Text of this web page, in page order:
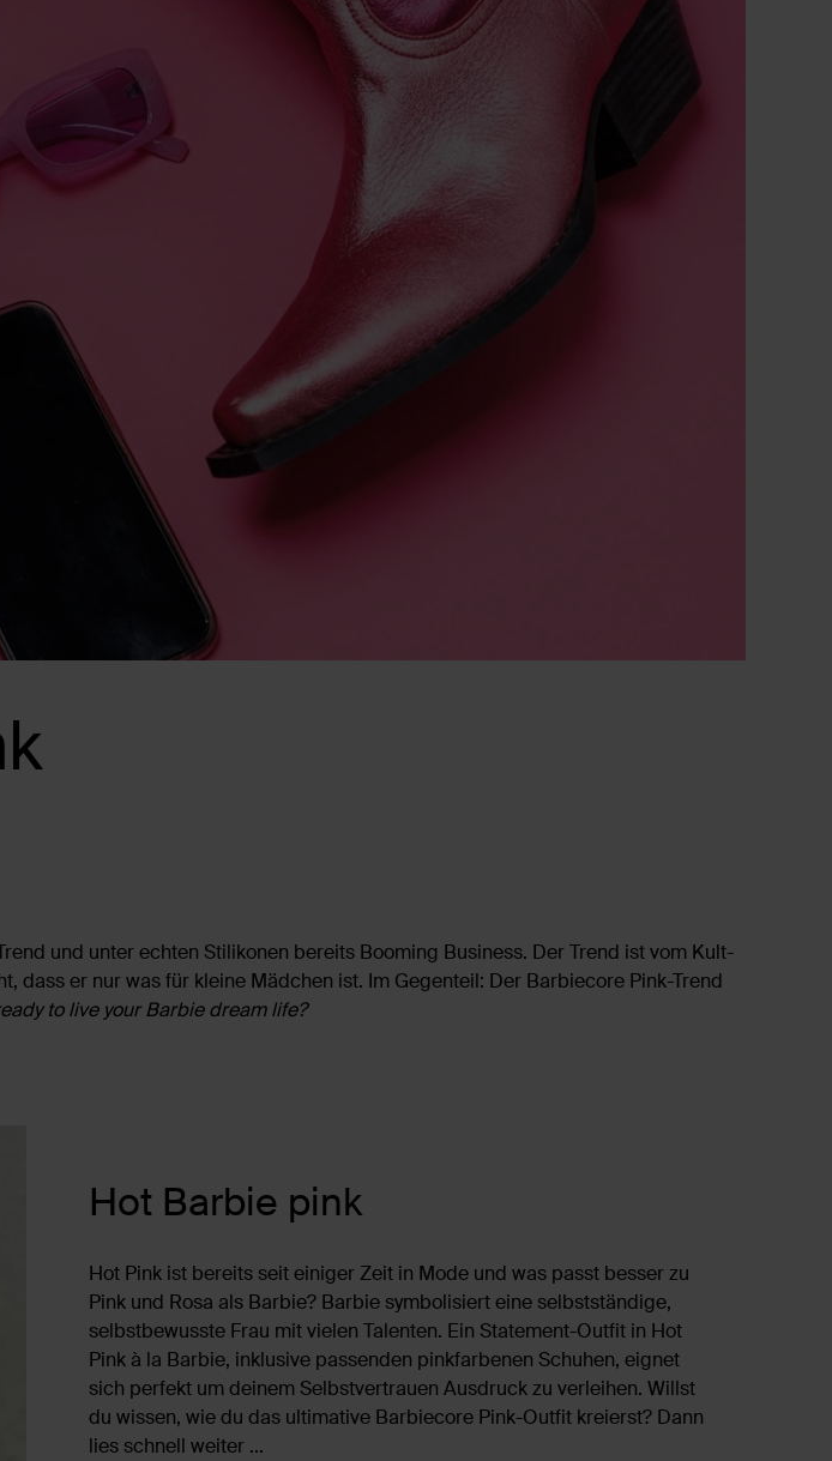
und unter echten Stilikonen bereits Booming Business. Der Trend ist vom Kult-
er nur was für kleine Mädchen ist. Im Gegenteil: Der Barbiecore Pink-Trend
to live your Barbie dream life?
Hot Barbie pink
Hot Pink ist bereits seit einiger Zeit in Mode und was passt besser zu
Pink und Rosa als Barbie? Barbie symbolisiert eine selbstständige,
selbstbewusste Frau mit vielen Talenten. Ein Statement-Outfit in Hot
Pink à la Barbie, inklusive passenden pinkfarbenen Schuhen, eignet
sich perfekt um deinem Selbstvertrauen Ausdruck zu verleihen. Willst
du wissen, wie du das ultimative Barbiecore Pink-Outfit kreierst? Dann
lies schnell weiter ...